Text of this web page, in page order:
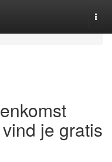
je gratis